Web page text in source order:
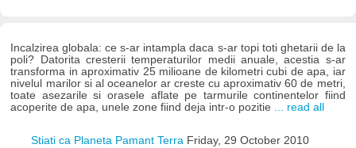
Incalzirea globala: ce s-ar intampla daca s-ar topi toti ghetarii de la
poli? Datorita cresterii temperaturilor medii anuale, acestia s-ar
transforma in aproximativ 25 milioane de kilometri cubi de apa, iar
nivelul marilor si al oceanelor ar creste cu aproximativ 60 de metri,
toate asezarile si orasele aflate pe tarmurile continentelor fiind
acoperite de apa, unele zone fiind deja intr-o pozitie
... read all
Stiati ca Planeta Pamant Terra Friday, 29 October 2010